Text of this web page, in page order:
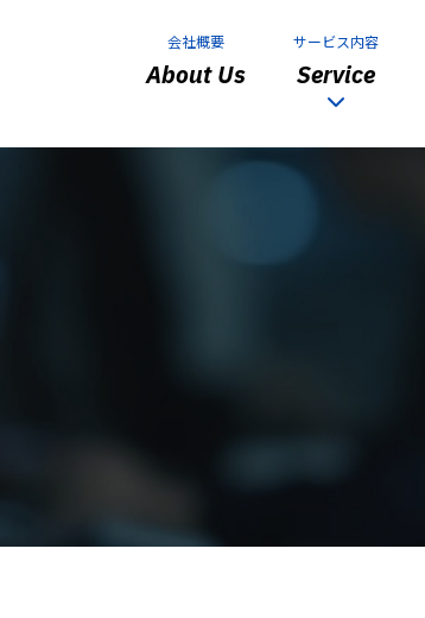
会社概要
About Us
サービス内容
Service